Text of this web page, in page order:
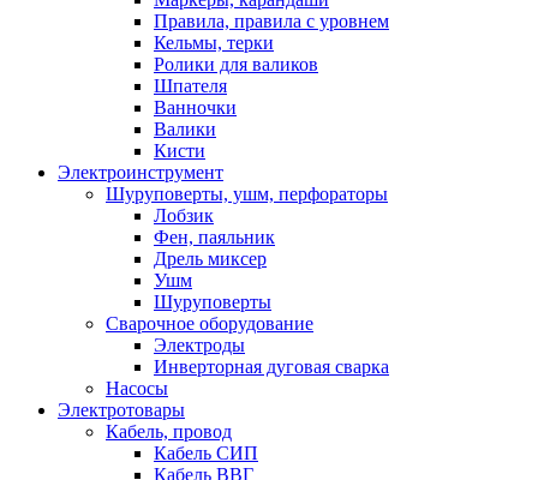
Правила, правила с уровнем
Кельмы, терки
Ролики для валиков
Шпателя
Ванночки
Валики
Кисти
Электроинструмент
Шуруповерты, ушм, перфораторы
Лобзик
Фен, паяльник
Дрель миксер
Ушм
Шуруповерты
Сварочное оборудование
Электроды
Инверторная дуговая сварка
Насосы
Электротовары
Кабель, провод
Кабель СИП
Кабель ВВГ